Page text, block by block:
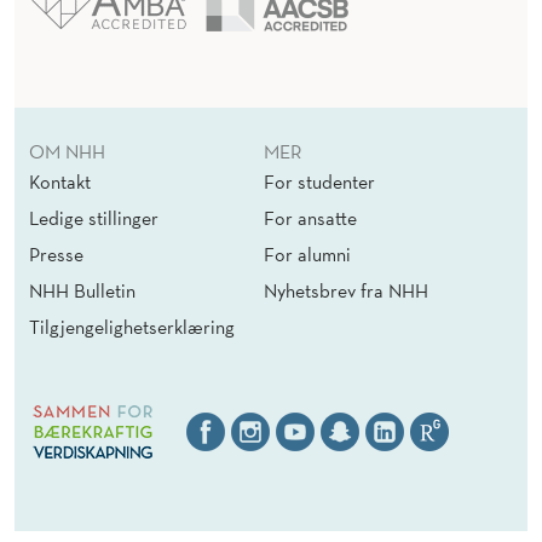
OM NHH
Kontakt
Ledige stillinger
Presse
NHH Bulletin
Tilgjengelighetserklæring
MER
For studenter
For ansatte
For alumni
Nyhetsbrev fra NHH